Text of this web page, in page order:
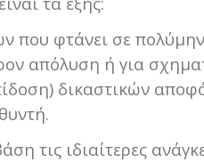
που φτάνει σε
απόλυση ή για
δικαστικών
τις ιδιαίτερες